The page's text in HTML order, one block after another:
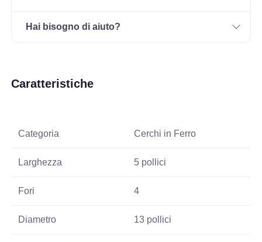
Hai bisogno di aiuto?
Caratteristiche
Categoria Cerchi in Ferro
Larghezza 5 pollici
Fori 4
Diametro 13 pollici